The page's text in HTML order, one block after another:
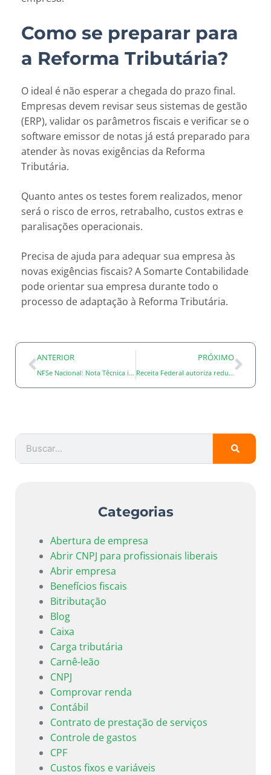
Como se preparar para
a Reforma Tributária?
O ideal é não esperar a chegada do prazo final.
Empresas devem revisar seus sistemas de gestão
(ERP), validar os parâmetros fiscais e verificar se o
software emissor de notas já está preparado para
atender às novas exigências da Reforma
Tributária.
Quanto antes os testes forem realizados, menor
será o risco de erros, retrabalho, custos extras e
paralisações operacionais.
Precisa de ajuda para adequar sua empresa às
novas exigências fiscais? A Somarte Contabilidade
pode orientar sua empresa durante todo o
processo de adaptação à Reforma Tributária.
ANTERIOR
NFSe Nacional: Nota Técnica incorpora CNPJ Alfanumérico e traz novas adequações para empresas e contadores
PRÓXIMO
Receita Federal autoriza redução da base de cálculo do IRPJ e da CSLL para serviços de apoio diagnóstico e terapia
Categorias
Abertura de empresa
Abrir CNPJ para profissionais liberais
Abrir empresa
Benefícios fiscais
Bitributação
Blog
Caixa
Carga tributária
Carnê-leão
CNPJ
Comprovar renda
Contábil
Contrato de prestação de serviços
Controle de gastos
CPF
Custos fixos e variáveis